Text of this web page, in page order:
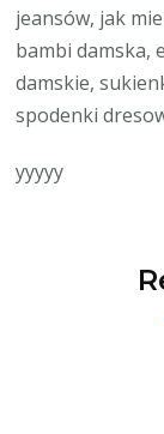
jeansów, jak
bambi damska,
damskie,
spodenki
yyyyy